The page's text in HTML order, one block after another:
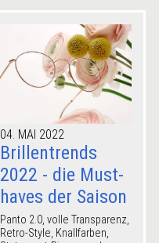
04. MAI 2022
Brillentrends
2022 - die Must-
haves der Saison
Panto 2.0, volle Transparenz,
Retro-Style, Knallfarben,